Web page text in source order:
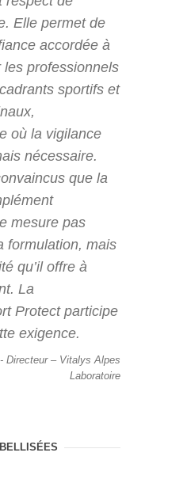
Elle permet de
accordée à
professionnels
sportifs et
où la vigilance
nécessaire.
que la
mesure pas
formulation, mais
qu’il offre à
La
Protect participe
exigence.
Directeur – Vitalys Alpes
Laboratoire